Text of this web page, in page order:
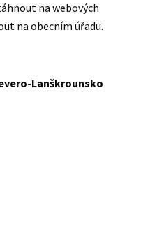
na webových
na obecním úřadu.
Lanškrounsko